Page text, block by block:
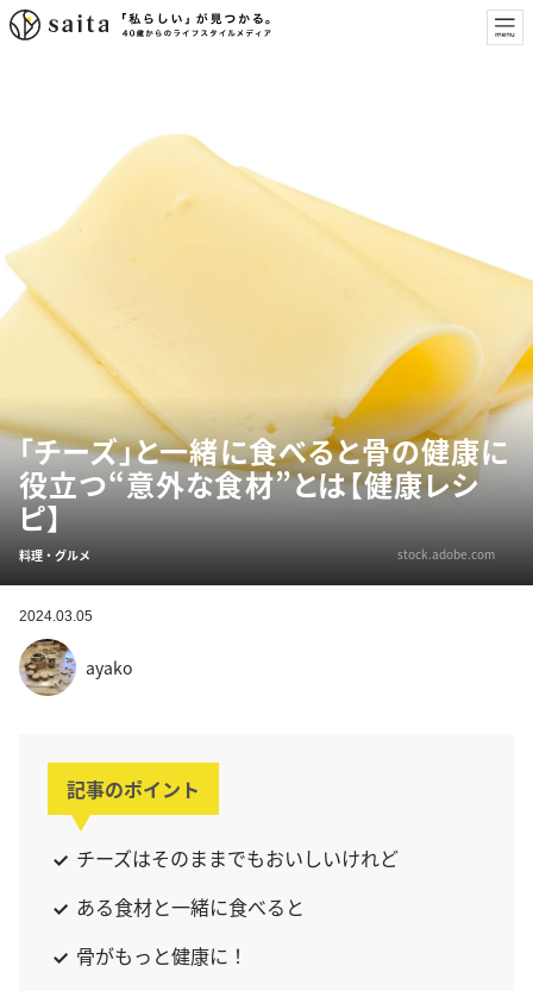
「チーズ」と一緒に食べると骨の健康に
役立つ“意外な食材”とは【健康レシ
ピ】
料理・グルメ stock.adobe.com
2024.03.05
ayako
記事のポイント
チーズはそのままでもおいしいけれど
ある食材と一緒に食べると
骨がもっと健康に！